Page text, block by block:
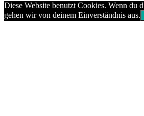
Diese Website benutzt Cookies. Wenn du
gehen wir von deinem Einverständnis aus.